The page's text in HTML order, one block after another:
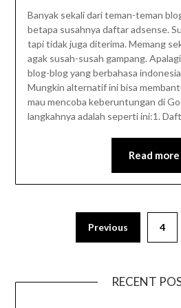
Banyak sekali dari teman-teman
betapa susahnya daftar adsense.
tapi tidak juga diterima. Memang
agak susah-susah gampang.
blog-blog yang berbahasa
Mungkin alternatif ini bisa
mau mencoba keberuntungan di
langkahnya adalah seperti ini:1.
Read more
Previous 4
RECENT